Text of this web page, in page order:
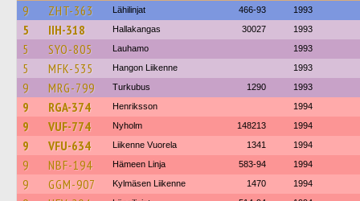
9 ZHT-363 Lähilinjat 466-93 1993
5 IIH-318 Hallakangas 30027 1993
5 SYO-805 Lauhamo 1993
5 MFK-535 Hangon Liikenne 1993
9 MRG-799 Turkubus 1290 1993
9 RGA-374 Henriksson 1994
9 VUF-774 Nyholm 148213 1994
9 VFU-634 Liikenne Vuorela 1341 1994
9 NBF-194 Hämeen Linja 583-94 1994
9 GGM-907 Kylmäsen Liikenne 1470 1994